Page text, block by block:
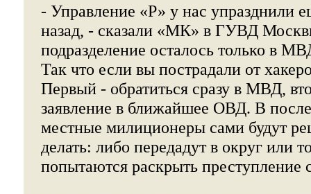
- Управление «Р» у нас упразднили
назад, - сказали «МК» в ГУВД
подразделение осталось только в
Так что если вы пострадали от
Первый - обратиться сразу в МВД,
заявление в ближайшее ОВД. В
местные милиционеры сами будут
делать: либо передадут в округ или
попытаются раскрыть преступление